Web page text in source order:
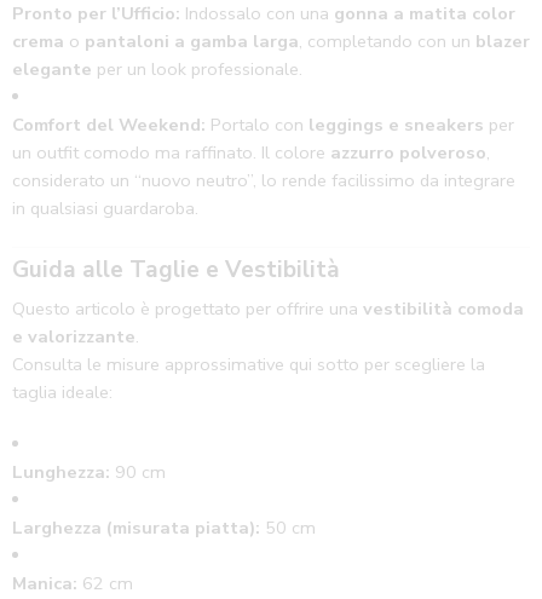
Pronto per l’Ufficio: Indossalo con una gonna a matita color
crema o pantaloni a gamba larga, completando con un blazer
elegante per un look professionale.
Comfort del Weekend: Portalo con leggings e sneakers per
un outfit comodo ma raffinato. Il colore azzurro polveroso,
considerato un “nuovo neutro”, lo rende facilissimo da integrare
in qualsiasi guardaroba.
Guida alle Taglie e Vestibilità
Questo articolo è progettato per offrire una vestibilità comoda
e valorizzante.
Consulta le misure approssimative qui sotto per scegliere la
taglia ideale:
Lunghezza: 90 cm
Larghezza (misurata piatta): 50 cm
Manica: 62 cm